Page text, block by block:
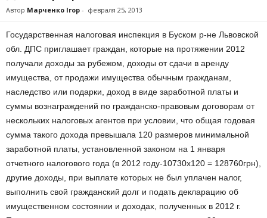
Автор Марченко Ігор - февраля 25, 2013
Государственная налоговая инспекция в Буском р-не Львовской
обл. ДПС приглашает граждан, которые на протяжении 2012
получали доходы за рубежом, доходы от сдачи в аренду
имущества, от продажи имущества обычным гражданам,
наследство или подарки, доход в виде заработной платы и
суммы вознаграждений по гражданско-правовым договорам от
нескольких налоговых агентов при условии, что общая годовая
сумма такого дохода превышала 120 размеров минимальной
заработной платы, установленной законом на 1 января
отчетного налогового года (в 2012 году-10730х120 = 128760грн),
другие доходы, при выплате которых не был уплачен налог,
выполнить свой гражданский долг и подать декларацию об
имущественном состоянии и доходах, полученных в 2012 г.